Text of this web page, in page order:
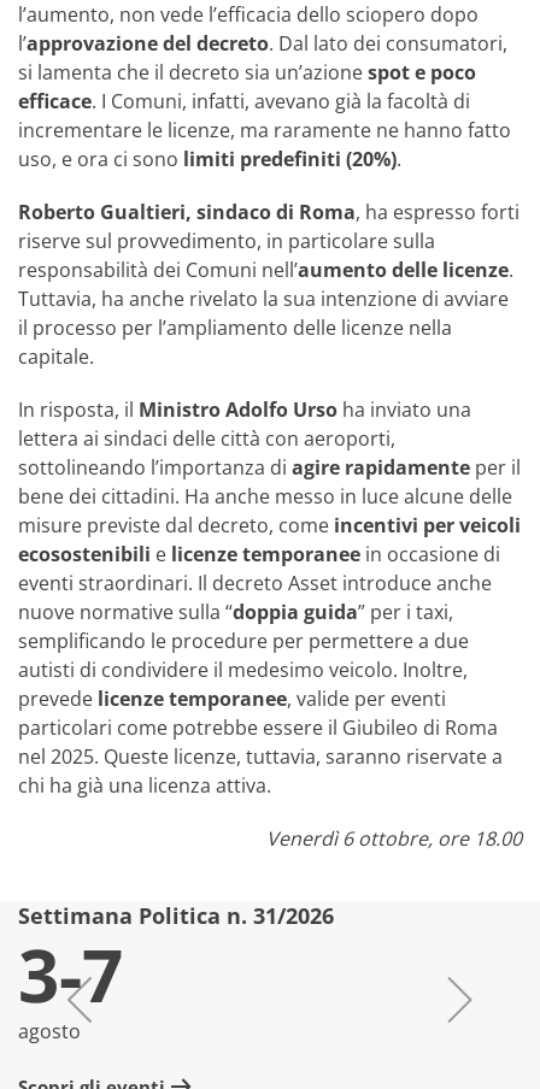
l’aumento, non vede l’efficacia dello sciopero dopo
l’approvazione del decreto. Dal lato dei consumatori,
si lamenta che il decreto sia un’azionespot e poco
efficace. I Comuni, infatti, avevano già la facoltà di
incrementare le licenze, ma raramente ne hanno fatto
uso, e ora ci sono limiti predefiniti (20%).
Roberto Gualtieri, sindaco di Roma, ha espresso forti
riserve sul provvedimento, in particolare sulla
responsabilità dei Comuni nell’aumento delle licenze.
Tuttavia, ha anche rivelato la sua intenzione di avviare
il processo per l’ampliamento delle licenze nella
capitale.
In risposta, il Ministro Adolfo Urso ha inviato una
lettera ai sindaci delle città con aeroporti,
sottolineando l’importanza di agire rapidamente per il
bene dei cittadini. Ha anche messo in luce alcune delle
misure previste dal decreto, come incentivi per veicoli
ecosostenibili e licenze temporanee in occasione di
eventi straordinari. Il decreto Asset introduce anche
nuove normative sulla “doppia guida” per i taxi,
semplificando le procedure per permettere a due
autisti di condividere il medesimo veicolo. Inoltre,
prevede licenze temporanee, valide per eventi
particolari come potrebbe essere il Giubileo di Roma
nel 2025. Queste licenze, tuttavia, saranno riservate a
chi ha già una licenza attiva.
Venerdì 6 ottobre, ore 18.00
Settimana Politica n. 31/2026
3-7
agosto